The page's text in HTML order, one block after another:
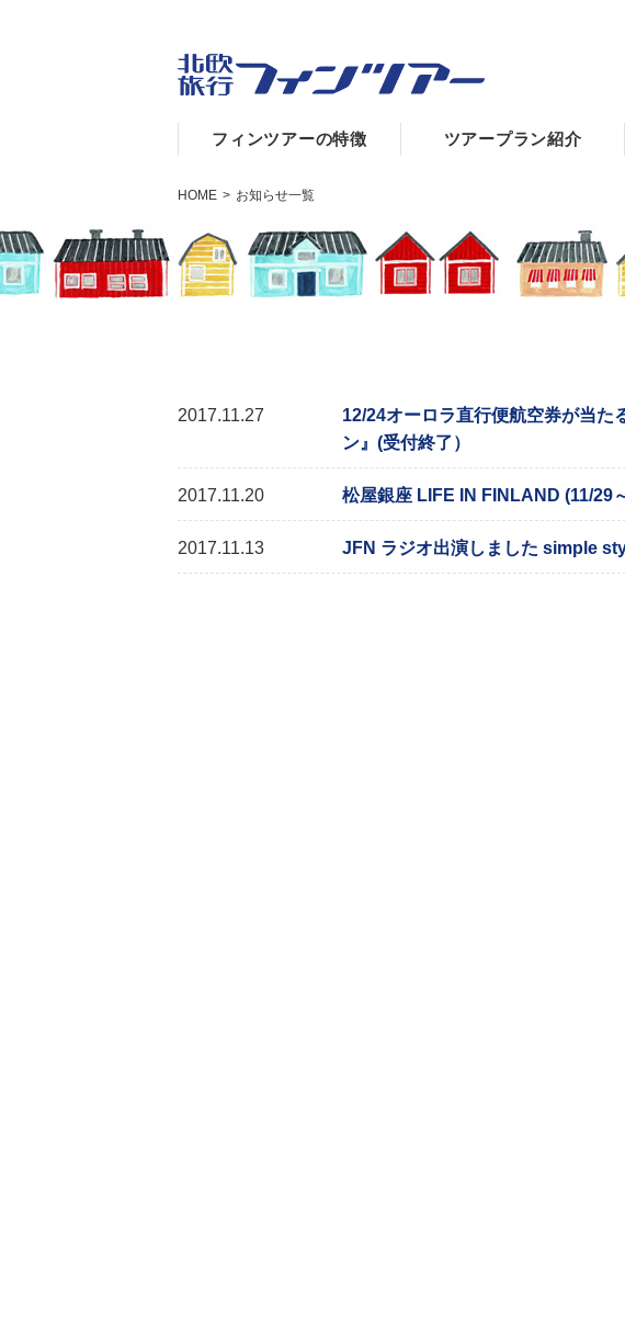
フィンツアーの特徴 ツアープラン紹介
HOME > お知らせ一覧
2017.11.27
12/24オーロラ直行便航空券が当た
ン』(受付終了）
2017.11.20 松屋銀座 LIFE IN FINLAND (11/29
2017.11.13 JFN ラジオ出演しました simple